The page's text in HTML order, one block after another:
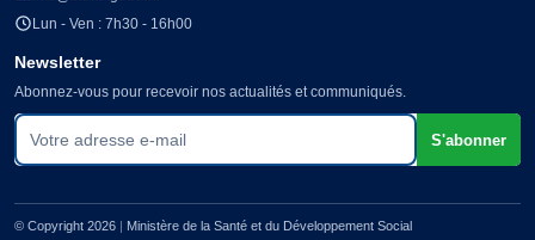
Lun - Ven : 7h30 - 16h00
Newsletter
Abonnez-vous pour recevoir nos actualités et communiqués.
Votre adresse e-mail
S'abonner
© Copyright 2026 | Ministère de la Santé et du Développement Social